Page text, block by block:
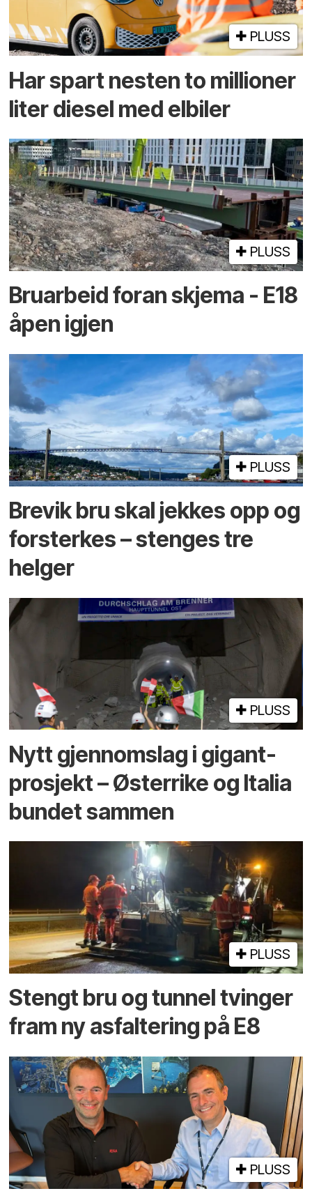
PLUSS
Har spart nesten to millioner
liter diesel med elbiler
PLUSS
Bruarbeid foran skjema - E18
åpen igjen
PLUSS
Brevik bru skal jekkes opp og
forsterkes – stenges tre
helger
PLUSS
Nytt gjennomslag i gigant­
prosjekt – Østerrike og Italia
bundet sammen
PLUSS
Stengt bru og tunnel tvinger
fram ny asfaltering på E8
PLUSS